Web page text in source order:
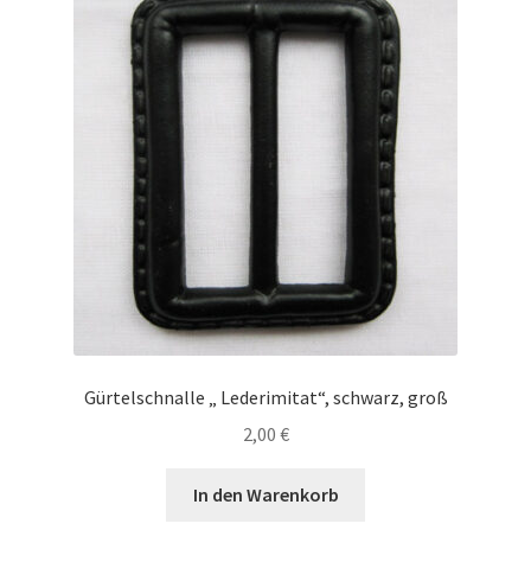
Gürtelschnalle „ Lederimitat“, schwarz, groß
2,00 €
In den Warenkorb